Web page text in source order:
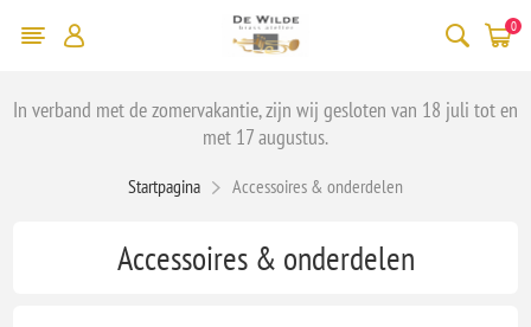
0
In verband met de zomervakantie, zijn wij gesloten van 18 juli tot en
met 17 augustus.
Startpagina Accessoires & onderdelen
Accessoires & onderdelen